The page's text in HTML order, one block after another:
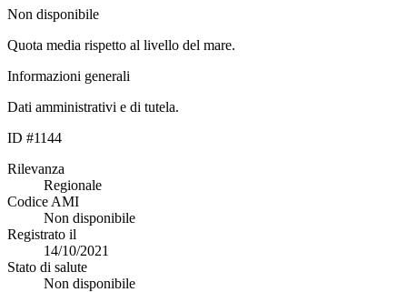
Non disponibile
Quota media rispetto al livello del mare.
Informazioni generali
Dati amministrativi e di tutela.
ID #1144
Rilevanza
Regionale
Codice AMI
Non disponibile
Registrato il
14/10/2021
Stato di salute
Non disponibile